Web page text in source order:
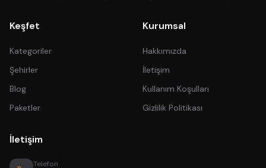
Keşfet
Kategoriler
Şehirler
Blog
Paketler
Kurumsal
Hakkımızda
İletişim
Kullanım Koşulları
Gizlilik Politikası
İletişim
Telefon